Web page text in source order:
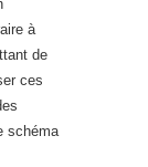
à
de
ces
schéma